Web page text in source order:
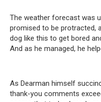
The weather forecast was
promised to be protracted,
dog like this to get bored
And as he managed, he
As Dearman himself
thank-you comments